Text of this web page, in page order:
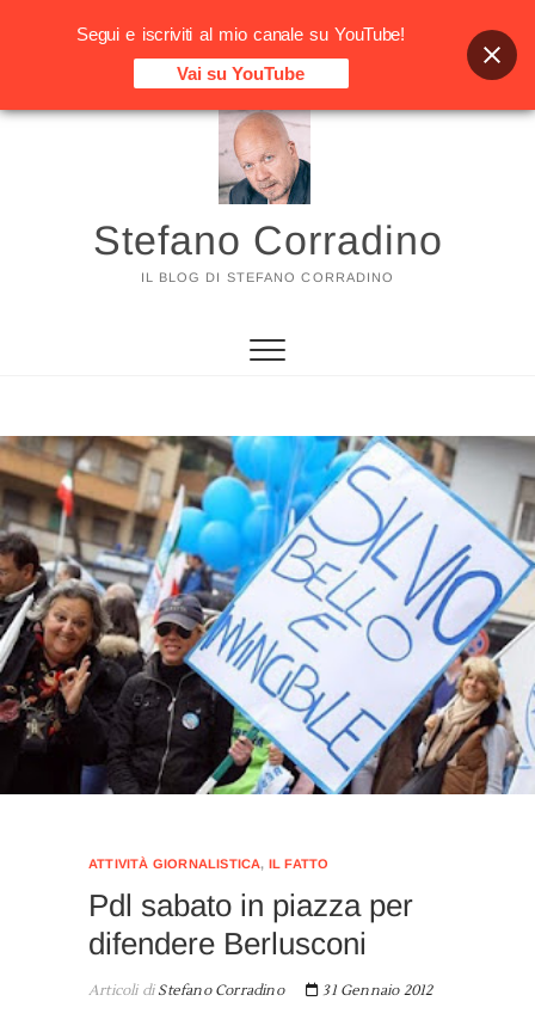
Vai
Stefano Corradino
IL BLOG DI STEFANO CORRADINO
ATTIVITÀ GIORNALISTICA, IL FATTO
Pdl sabato in piazza per
difendere Berlusconi
Articoli diStefano Corradino 31 Gennaio 2012
Segui e iscriviti al mio canale su YouTube!
Vai su YouTube